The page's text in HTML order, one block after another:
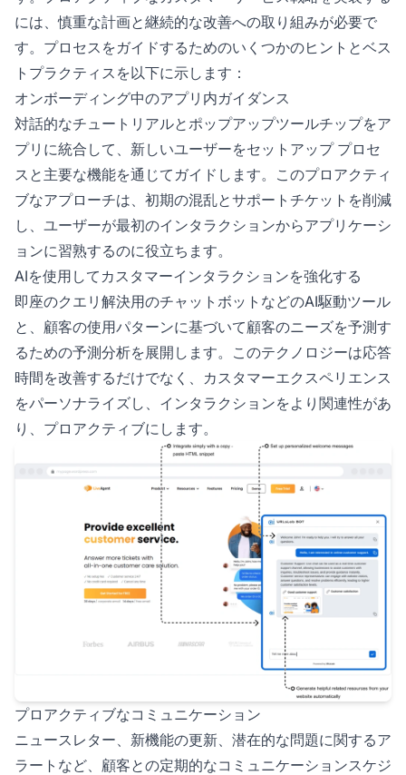
には、慎重な計画と継続的な改善への取り組みが必要で
す。プロセスをガイドするためのいくつかのヒントとベス
トプラクティスを以下に示します：
オンボーディング中のアプリ内ガイダンス
対話的なチュートリアルとポップアップツールチップをア
プリに統合して、新しいユーザーをセットアップ プロセ
スと主要な機能を通じてガイドします。このプロアクティ
ブなアプローチは、初期の混乱とサポートチケットを削減
し、ユーザーが最初のインタラクションからアプリケーシ
ョンに習熟するのに役立ちます。
AIを使用してカスタマーインタラクションを強化する
即座のクエリ解決用のチャットボットなどのAI駆動ツール
と、顧客の使用パターンに基づいて顧客のニーズを予測す
るための予測分析を展開します。このテクノロジーは応答
時間を改善するだけでなく、カスタマーエクスペリエンス
をパーソナライズし、インタラクションをより関連性があ
り、プロアクティブにします。
プロアクティブなコミュニケーション
ニュースレター、新機能の更新、潜在的な問題に関するア
ラートなど、顧客との定期的なコミュニケーションスケジ